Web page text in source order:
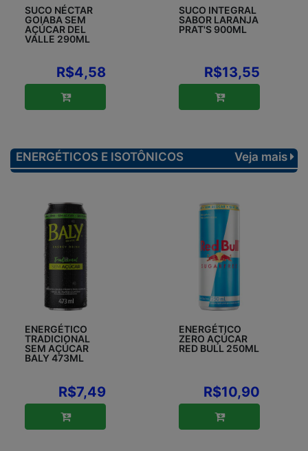
SUCO NÉCTAR
GOIABA SEM
AÇÚCAR DEL
VALLE 290ML
R$4,58
SUCO INTEGRAL
SABOR LARANJA
PRAT'S 900ML
R$13,55
ENERGÉTICOS E ISOTÔNICOS Veja mais
ENERGÉTICO
TRADICIONAL
SEM AÇÚCAR
BALY 473ML
R$7,49
ENERGÉTICO
ZERO AÇÚCAR
RED BULL 250ML
R$10,90